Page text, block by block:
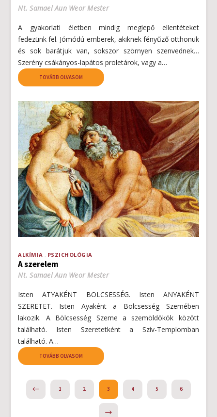
Nt. Samael Aun Weor Mester
A gyakorlati életben mindig meglepő ellentéteket
fedezünk fel. Jómódú emberek, akiknek fényűző otthonuk
és sok barátjuk van, sokszor szörnyen szenvednek…
Szerény csákányos-lapátos proletárok, vagy a…
TOVÁBB OLVASOM
ALKÍMIA PSZICHOLÓGIA
A szerelem
Nt. Samael Aun Weor Mester
Isten ATYAKÉNT BÖLCSESSÉG. Isten ANYAKÉNT
SZERETET. Isten Ayaként a Bölcsesség Szemében
lakozik. A Bölcsesség Szeme a szemöldökök között
található. Isten Szeretetként a Szív-Templomban
található. A…
TOVÁBB OLVASOM
PREVIOUS1 2 3 4 5 6